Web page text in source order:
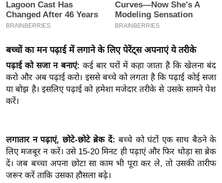
पे
प
र
मि
ल
बे
ल
श
ख्सि
य
बच्चों का मन पढ़ाई में लगाने के लिए पेरेंट्स अपनाएं ये तरीके
पढ़ाई को सजा न बनाएं: कई बार घरों में कहा जाता है कि खेलना बंद
करो और अब पढ़ाई करो। इससे बच्चे को लगता है कि पढ़ाई कोई सजा
या बोझ है। इसलिए पढ़ाई को हमेशा मजेदार तरीके से उसके सामने पेश
करें।
लगातार न पढ़ाएं, छोटे-छोटे ब्रेक दें: बच्चे को घंटों एक साथ बैठने के
लिए मजबूर न करें। उसे 15-20 मिनट ही पढ़ाएं और फिर थोड़ा सा ब्रेक
दें। जब बच्चा अपना छोटा सा काम भी पूरा कर ले, तो उसकी तारीफ
जरूर करें ताकि उसका हौसला बढ़े।